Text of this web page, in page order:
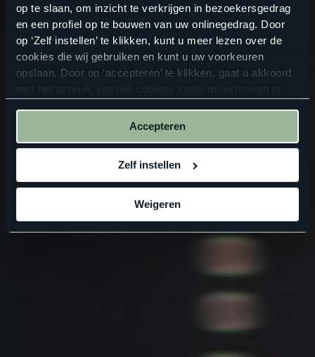
op te slaan, om inzicht te verkrijgen in bezoekersgedrag
en een profiel op te bouwen van uw onlinegedrag. Door
op ‘Zelf instellen’ te klikken, kunt u meer lezen over de
cookies die wij gebruiken en kunt u uw voorkeuren
opslaan. Door op ‘accepteren’ te klikken, gaat u akkoord
met het gebruik van alle cookies zoals omschreven in
Accepteren
Zelf instellen
Weigeren